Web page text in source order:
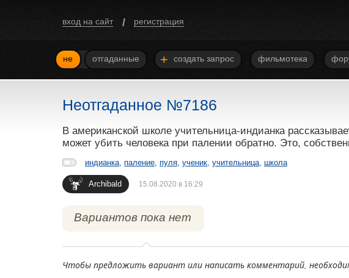
вход на сайт / регистрация
не отгаданные + создать запрос фильмотека
Неотгаданное №7186
В американской школе учительница-индианка
может убить человека при палении обратно. Это,
индианка паление пуля ученик учительница школа
Archibald 15.08.2020 в 16:29
Вариантов пока нет
Чтобы предложить вариант или написать комментарий,